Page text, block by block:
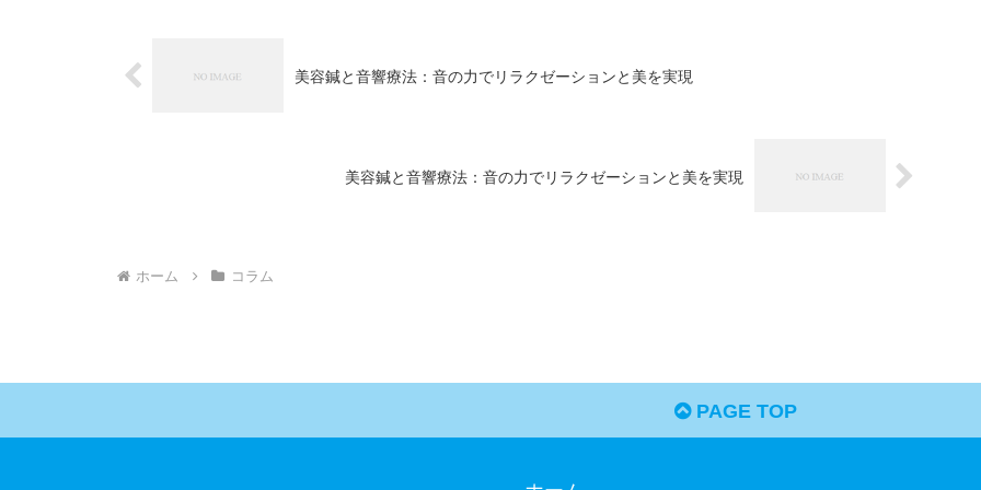
美容鍼と音響療法：音の力でリラクゼーションと美を実現
美容鍼と音響療法：音の力でリラクゼーションと美を実現
ホーム コラム
PAGE TOP